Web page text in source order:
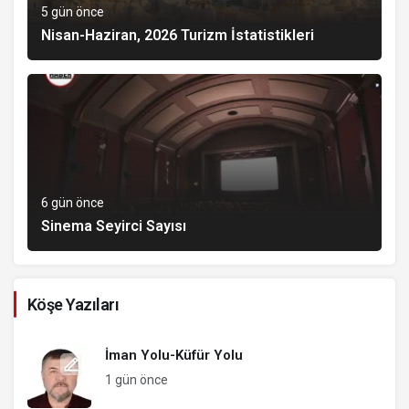
5 gün önce
Nisan-Haziran, 2026 Turizm İstatistikleri
6 gün önce
Sinema Seyirci Sayısı
Köşe Yazıları
İman Yolu-Küfür Yolu
1 gün önce